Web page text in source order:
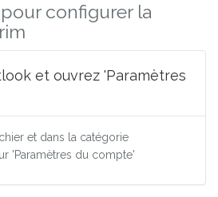
configurer la
et ouvrez 'Paramètres
et dans la catégorie
'Paramètres du compte'